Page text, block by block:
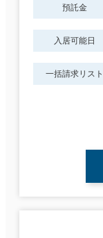
預託金
入居可能日
一括請求リスト